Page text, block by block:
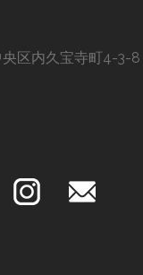
区内久宝寺町4-3-8